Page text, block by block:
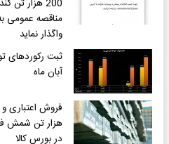
200 هزار تن
مناقصه عمومی
واگذار نماید
ثبت رکوردهای
آبان ماه
هزار تن شمش
در بورس کالا